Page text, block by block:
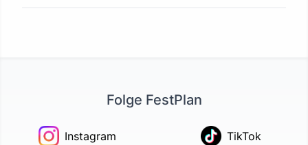
Folge FestPlan
Instagram TikTok